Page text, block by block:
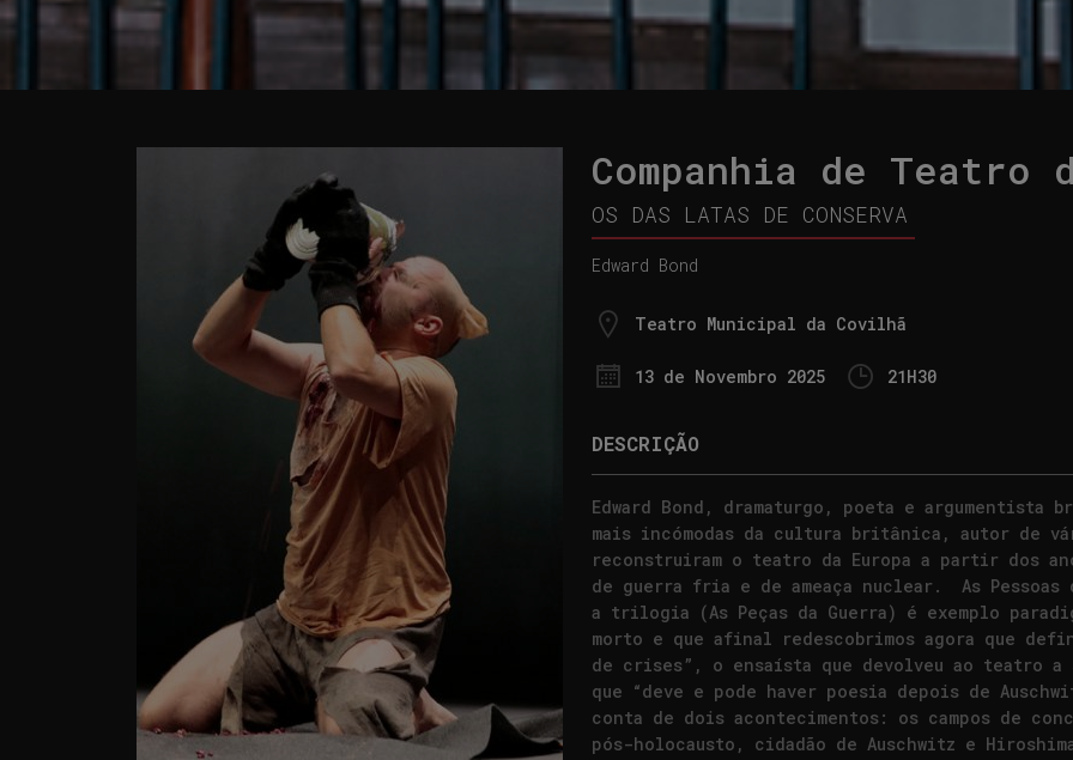
Companhia de Teatro
OS DAS LATAS DE CONSERVA
Edward Bond
Teatro Municipal da Covilhã
13 de Novembro 2025 21H30
DESCRIÇÃO
Edward Bond, dramaturgo, poeta e argumentista
mais incómodas da cultura britânica, autor de
reconstruiram o teatro da Europa a partir dos
de guerra fria e de ameaça nuclear. As
a trilogia (As Peças da Guerra) é exemplo
morto e que afinal redescobrimos agora que
de crises”, o ensaísta que devolveu ao teatro a
que “deve e pode haver poesia depois de
conta de dois acontecimentos: os campos de
pós-holocausto, cidadão de Auschwitz e